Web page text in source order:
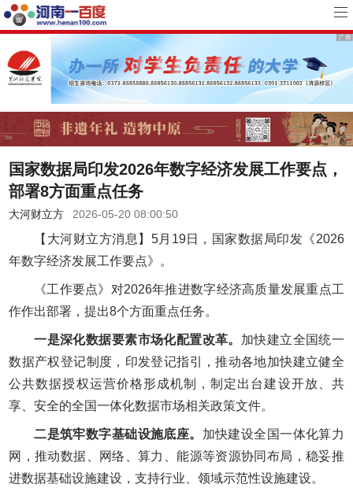
国家数据局印发2026年数字经济发展工作要点，
部署8方面重点任务
大河财立方 2026-05-20 08:00:50
【大河财立方消息】5月19日，国家数据局印发《2026
年数字经济发展工作要点》。
《工作要点》对2026年推进数字经济高质量发展重点工
作作出部署，提出8个方面重点任务。
一是深化数据要素市场化配置改革。 加快建立全国统一
数据产权登记制度，印发登记指引，推动各地加快建立健全
公共数据授权运营价格形成机制，制定出台建设开放、共
享、安全的全国一体化数据市场相关政策文件。
二是筑牢数字基础设施底座。 加快建设全国一体化算力
网，推动数据、网络、算力、能源等资源协同布局，稳妥推
进数据基础设施建设，支持行业、领域示范性设施建设。